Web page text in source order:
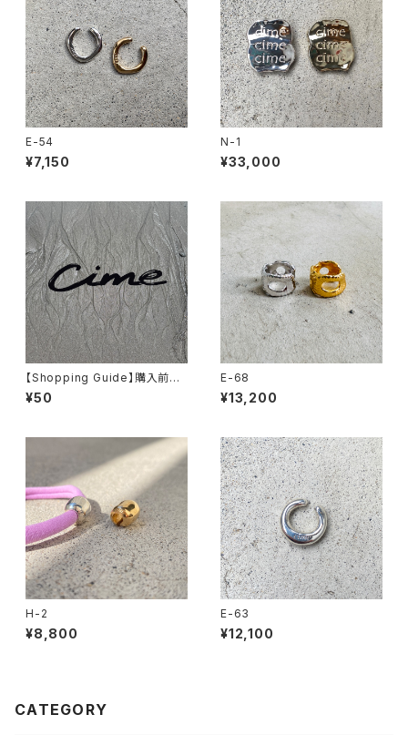
E-54
¥7,150
N-1
¥33,000
【Shopping Guide】購入前に
ご確認ください。
¥50
E-68
¥13,200
H-2
¥8,800
E-63
¥12,100
CATEGORY